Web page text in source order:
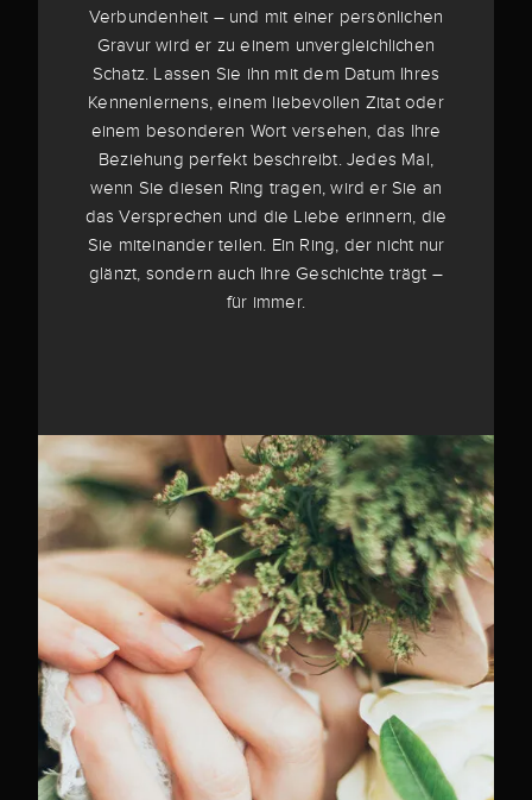
Verbundenheit – und mit einer persönlichen
Gravur wird er zu einem unvergleichlichen
Schatz. Lassen Sie ihn mit dem Datum Ihres
Kennenlernens, einem liebevollen Zitat oder
einem besonderen Wort versehen, das Ihre
Beziehung perfekt beschreibt. Jedes Mal,
wenn Sie diesen Ring tragen, wird er Sie an
das Versprechen und die Liebe erinnern, die
Sie miteinander teilen. Ein Ring, der nicht nur
glänzt, sondern auch Ihre Geschichte trägt –
für immer.